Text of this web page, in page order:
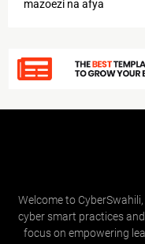
mazoezi na afya
Welcome to
cyber smart practices
focus on empowering